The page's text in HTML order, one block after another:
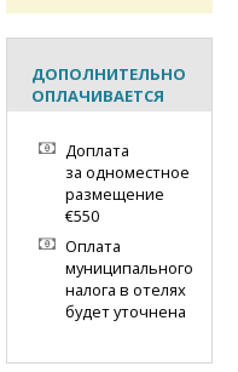
ДОПОЛНИТЕЛЬНО
ОПЛАЧИВАЕТСЯ
Доплата
за одноместное
размещение
€550
Оплата
муниципального
налога в отелях
будет уточнена